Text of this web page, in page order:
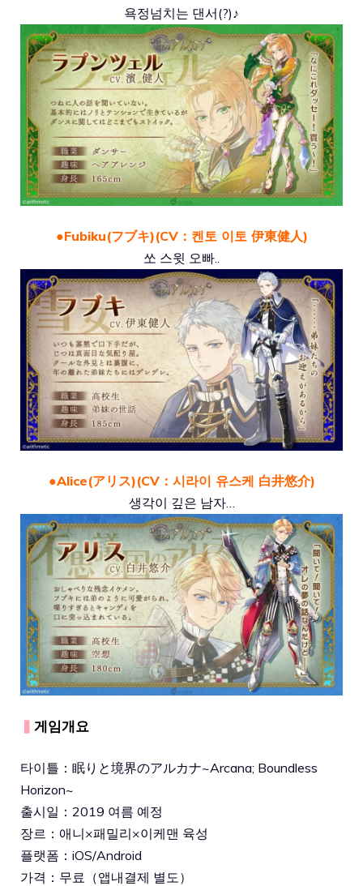
욕정넘치는 댄서(?)♪
●Fubiku(フブキ)(CV：켄토 이토 伊東健人)
쏘 스윗 오빠..
●Alice(アリス)(CV：시라이 유스케 白井悠介)
생각이 깊은 남자…
▍ 게임개요
타이틀：眠りと境界のアルカナ~Arcana; Boundless
Horizon~
출시일：2019 여름 예정
장르：애니×패밀리×이케맨 육성
플랫폼：iOS/Android
가격：무료（앱내결제 별도）